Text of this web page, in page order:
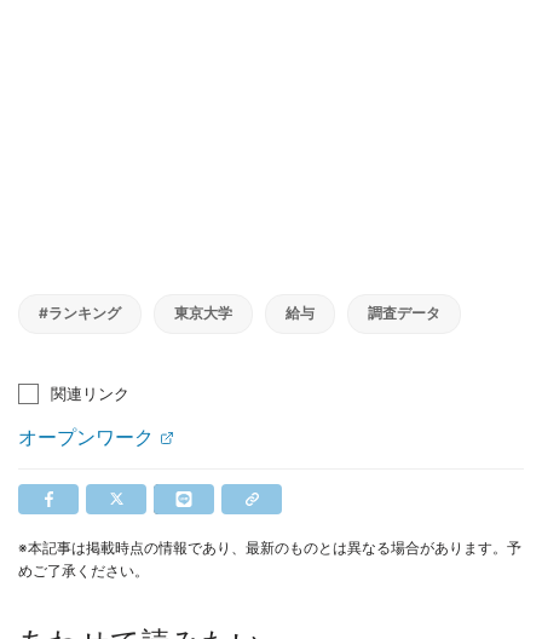
#ランキング 東京大学 給与 調査データ
関連リンク
オープンワーク
※本記事は掲載時点の情報であり、最新のものとは異なる場合があります。予
めご了承ください。